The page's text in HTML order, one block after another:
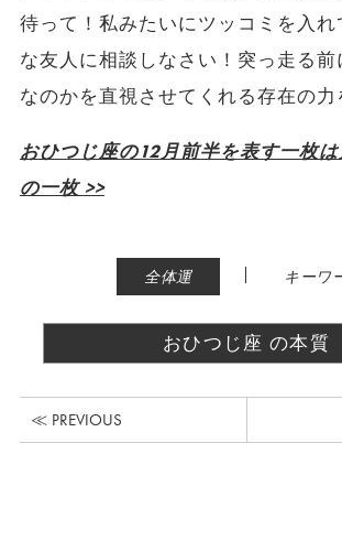
待って！私みたいにツッコミを入れ
な友人に相談しなさい！突っ走る
なのかを直視させてくれる存在の力
おひつじ座の12月前半を表す一枚
の一枚 >>
全体運 | キーワ
おひつじ座 の本質
≪ PREVIOUS